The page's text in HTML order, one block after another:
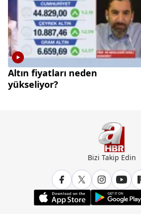
Altın fiyatları neden
yükseliyor?
Bizi Takip Edin